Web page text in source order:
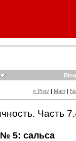
« Prev| Main|
Часть
5: сальса